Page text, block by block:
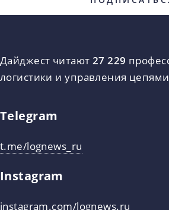
Дайджест читают 27 229
логистики и управления
Telegram
t.me/lognews_ru
Instagram
instagram.com/lognews.ru